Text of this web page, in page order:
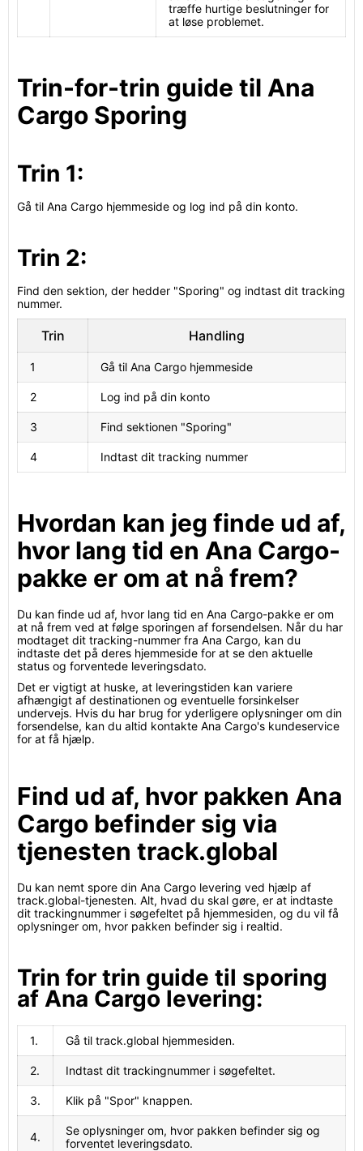
træffe hurtige beslutninger for
at løse problemet.
Trin-for-trin guide til Ana
Cargo Sporing
Trin 1:
Gå til Ana Cargo hjemmeside og log ind på din konto.
Trin 2:
Find den sektion, der hedder "Sporing" og indtast dit tracking
nummer.
Trin Handling
1 Gå til Ana Cargo hjemmeside
2 Log ind på din konto
3 Find sektionen "Sporing"
4 Indtast dit tracking nummer
Hvordan kan jeg finde ud af,
hvor lang tid en Ana Cargo-
pakke er om at nå frem?
Du kan finde ud af, hvor lang tid en Ana Cargo-pakke er om
at nå frem ved at følge sporingen af forsendelsen. Når du har
modtaget dit tracking-nummer fra Ana Cargo, kan du
indtaste det på deres hjemmeside for at se den aktuelle
status og forventede leveringsdato.
Det er vigtigt at huske, at leveringstiden kan variere
afhængigt af destinationen og eventuelle forsinkelser
undervejs. Hvis du har brug for yderligere oplysninger om din
forsendelse, kan du altid kontakte Ana Cargo's kundeservice
for at få hjælp.
Find ud af, hvor pakken Ana
Cargo befinder sig via
tjenesten track.global
Du kan nemt spore din Ana Cargo levering ved hjælp af
track.global-tjenesten. Alt, hvad du skal gøre, er at indtaste
dit trackingnummer i søgefeltet på hjemmesiden, og du vil få
oplysninger om, hvor pakken befinder sig i realtid.
Trin for trin guide til sporing
af Ana Cargo levering:
1. Gå til track.global hjemmesiden.
2. Indtast dit trackingnummer i søgefeltet.
3. Klik på "Spor" knappen.
4.
Se oplysninger om, hvor pakken befinder sig og
forventet leveringsdato.